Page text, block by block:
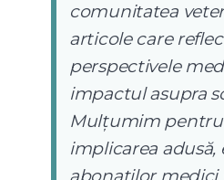
comunitatea
articole care
perspectivele
impactul asupra
Mulțumim
implicarea adusă,